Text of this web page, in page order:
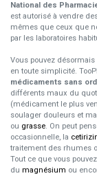
National des
est autorisé à vendre
mêmes que ceux que
par les laboratoires
Vous pouvez désormais
en toute simplicité.
médicaments sans
différents maux du
(médicament le plus
soulager douleurs et
ou grasse. On peut
occasionnelle, la
traitement des rhumes
Tout ce que vous
du magnésium ou